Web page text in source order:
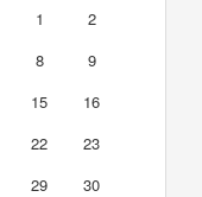
1
2
8
9
15
16
22
23
29
30